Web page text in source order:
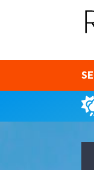
İstanbul
İstanbul
İstanbul